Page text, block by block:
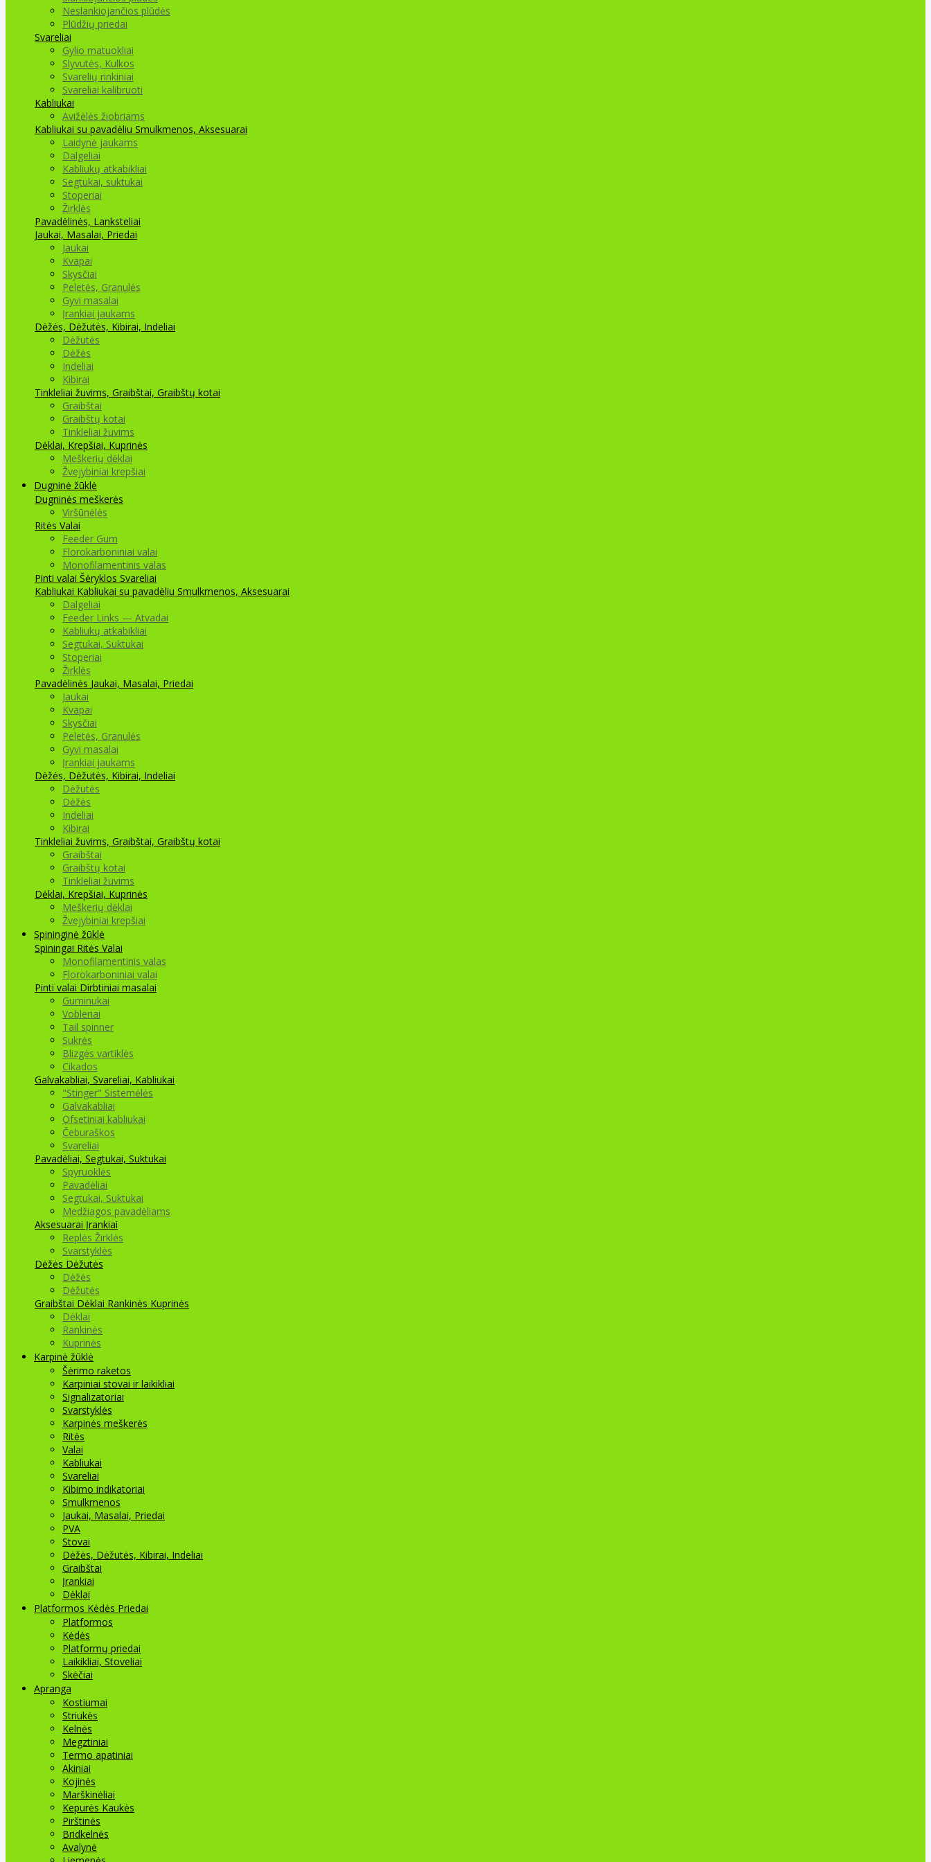
Neslankiojančios plūdės
Plūdžių priedai
Svareliai
Gylio matuokliai
Slyvutės, Kulkos
Svarelių rinkiniai
Svareliai kalibruoti
Kabliukai
Avižėlės žiobriams
Kabliukai su pavadėliu Smulkmenos, Aksesuarai
Laidynė jaukams
Dalgeliai
Kabliukų atkabikliai
Segtukai, suktukai
Stoperiai
Žirklės
Pavadėlinės, Lanksteliai
Jaukai, Masalai, Priedai
Jaukai
Kvapai
Skysčiai
Peletės, Granulės
Gyvi masalai
Įrankiai jaukams
Dėžės, Dėžutės, Kibirai, Indeliai
Dėžutės
Dėžės
Indeliai
Kibirai
Tinkleliai žuvims, Graibštai, Graibštų kotai
Graibštai
Graibštų kotai
Tinkleliai žuvims
Dėklai, Krepšiai, Kuprinės
Meškerių dėklai
Žvejybiniai krepšiai
Dugninė žūklė
Dugninės meškerės
Viršūnėlės
Ritės Valai
Feeder Gum
Florokarboniniai valai
Monofilamentinis valas
Pinti valai Šėryklos Svareliai
Kabliukai Kabliukai su pavadėliu Smulkmenos, Aksesuarai
Dalgeliai
Feeder Links — Atvadai
Kabliukų atkabikliai
Segtukai, Suktukai
Stoperiai
Žirklės
Pavadėlinės Jaukai, Masalai, Priedai
Jaukai
Kvapai
Skysčiai
Peletės, Granulės
Gyvi masalai
Įrankiai jaukams
Dėžės, Dėžutės, Kibirai, Indeliai
Dėžutės
Dėžės
Indeliai
Kibirai
Tinkleliai žuvims, Graibštai, Graibštų kotai
Graibštai
Graibštų kotai
Tinkleliai žuvims
Dėklai, Krepšiai, Kuprinės
Meškerių dėklai
Žvejybiniai krepšiai
Spininginė žūklė
Spiningai Ritės Valai
Monofilamentinis valas
Florokarboniniai valai
Pinti valai Dirbtiniai masalai
Guminukai
Vobleriai
Tail spinner
Sukrės
Blizgės vartiklės
Cikados
Galvakabliai, Svareliai, Kabliukai
"Stinger" Sistemėlės
Galvakabliai
Ofsetiniai kabliukai
Čeburaškos
Svareliai
Pavadėliai, Segtukai, Suktukai
Spyruoklės
Pavadėliai
Segtukai, Suktukai
Medžiagos pavadėliams
Aksesuarai Įrankiai
Replės Žirklės
Svarstyklės
Dėžės Dėžutės
Dėžės
Dėžutės
Graibštai Dėklai Rankinės Kuprinės
Dėklai
Rankinės
Kuprinės
Karpinė žūklė
Šėrimo raketos
Karpiniai stovai ir laikikliai
Signalizatoriai
Svarstyklės
Karpinės meškerės
Ritės
Valai
Kabliukai
Svareliai
Kibimo indikatoriai
Smulkmenos
Jaukai, Masalai, Priedai
PVA
Stovai
Dėžės, Dėžutės, Kibirai, Indeliai
Graibštai
Įrankiai
Dėklai
Platformos Kėdės Priedai
Platformos
Kėdės
Platformų priedai
Laikikliai, Stoveliai
Skėčiai
Apranga
Kostiumai
Striukės
Kelnės
Megztiniai
Termo apatiniai
Akiniai
Kojinės
Marškinėliai
Kepurės Kaukės
Pirštinės
Bridkelnės
Avalynė